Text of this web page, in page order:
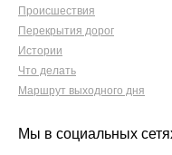
Происшествия
Перекрытия дорог
Истории
Что делать
Маршрут выходного дня
Мы в социальных